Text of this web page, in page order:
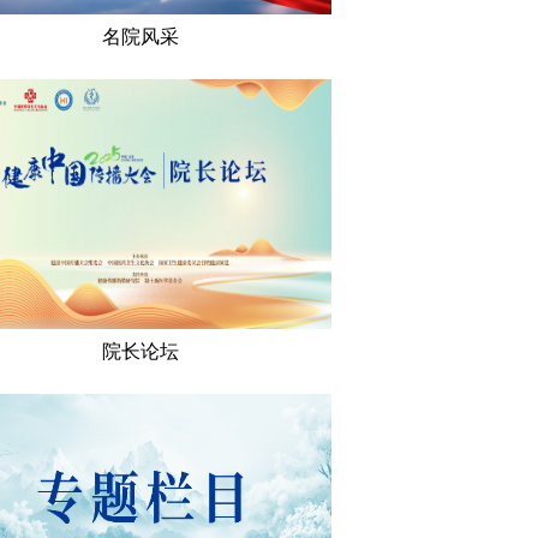
名院风采
院长论坛